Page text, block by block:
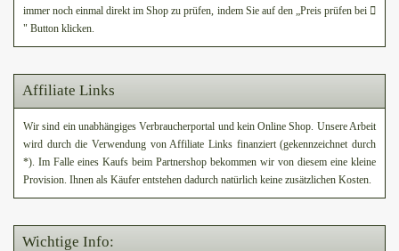
immer noch einmal direkt im Shop zu prüfen, indem Sie auf den „Preis prüfen bei
" Button klicken.
Affiliate Links
Wir sind ein unabhängiges Verbraucherportal und kein Online Shop. Unsere Arbeit
wird durch die Verwendung von Affiliate Links finanziert (gekennzeichnet durch
*). Im Falle eines Kaufs beim Partnershop bekommen wir von diesem eine kleine
Provision. Ihnen als Käufer entstehen dadurch natürlich keine zusätzlichen Kosten.
Wichtige Info: